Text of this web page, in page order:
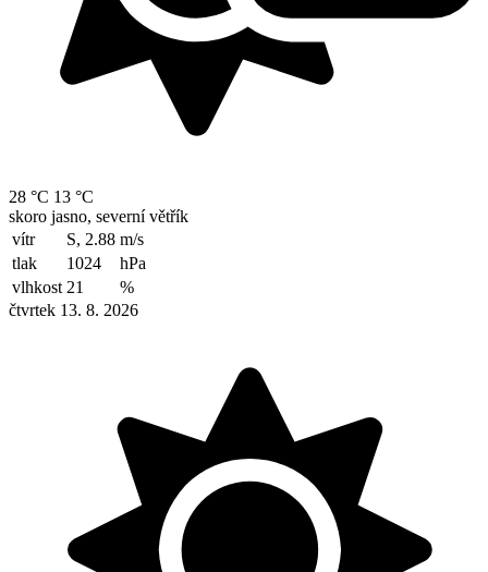
28 °C 13 °C
skoro jasno, severní větřík
vítr
S, 2.88 m/s
tlak
1024
hPa
vlhkost 21
%
čtvrtek 13. 8. 2026